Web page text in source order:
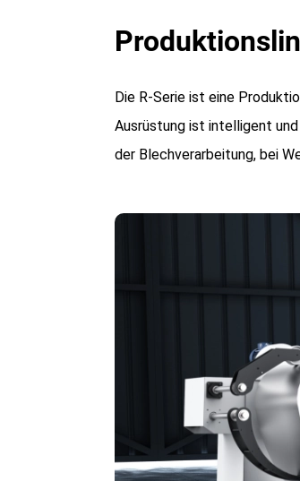
Die R-Serie ist eine
Ausrüstung ist intelligent
der Blechverarbeitung, bei